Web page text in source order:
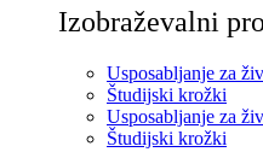
Izobraževalni
Usposabljanje za
Študijski krožki
Usposabljanje za
Študijski krožki